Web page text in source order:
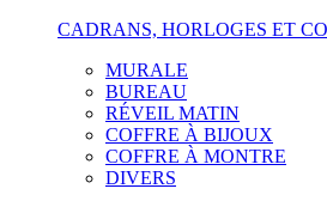
CADRANS, HORLOGES ET
MURALE
BUREAU
RÉVEIL MATIN
COFFRE À BIJOUX
COFFRE À MONTRE
DIVERS